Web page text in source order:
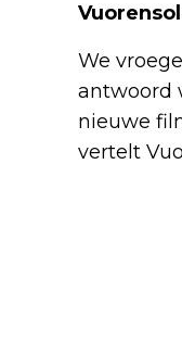
We
antwoord
nieuwe
vertelt